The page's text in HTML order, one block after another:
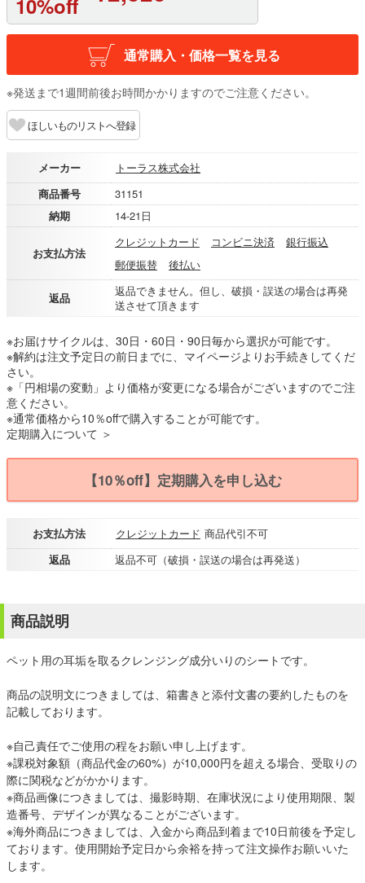
10%off
通常購入・価格一覧を見る
※発送まで1週間前後お時間かかりますのでご注意ください。
ほしいものリストへ登録
メーカー
トーラス株式会社
商品番号
31151
納期
14-21日
お支払方法
クレジットカード コンビニ決済
銀行振込
郵便振替
後払い
返品
返品できません。但し、破損・誤送の場合は再発
送させて頂きます
※お届けサイクルは、30日・60日・90日毎から選択が可能です。
※解約は注文予定日の前日までに、マイページよりお手続きしてくだ
さい。
※「円相場の変動」より価格が変更になる場合がございますのでご注
意ください。
※通常価格から10％offで購入することが可能です。
定期購入について ＞
【10％off】定期購入を申し込む
お支払方法 クレジットカード 商品代引不可
返品
返品不可（破損・誤送の場合は再発送）
商品説明
ペット用の耳垢を取るクレンジング成分いりのシートです。
商品の説明文につきましては、箱書きと添付文書の要約したものを
記載しております。
※自己責任でご使用の程をお願い申し上げます。
※課税対象額（商品代金の60%）が10,000円を超える場合、受取りの
際に関税などがかかります。
※商品画像につきましては、撮影時期、在庫状況により使用期限、製
造番号、デザインが異なることがございます。
※海外商品につきましては、入金から商品到着まで10日前後を予定し
ております。使用開始予定日から余裕を持って注文操作お願いいた
します。